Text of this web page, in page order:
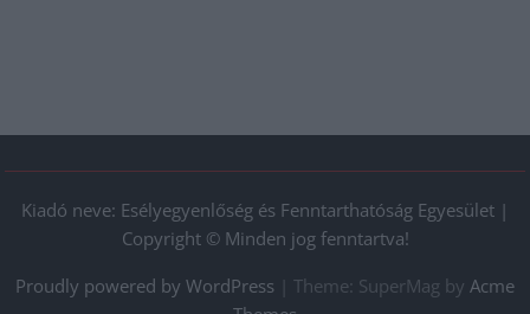
Kiadó neve: Esélyegyenlőség és Fenntarthatóság Egyesület |
Copyright © Minden jog fenntartva!
Proudly powered by WordPress
Theme: SuperMag by Acme